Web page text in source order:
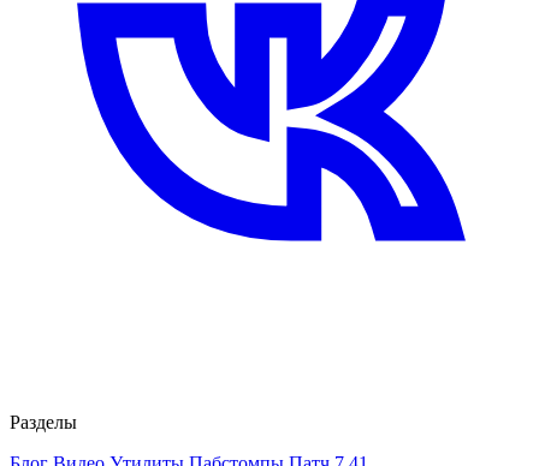
Разделы